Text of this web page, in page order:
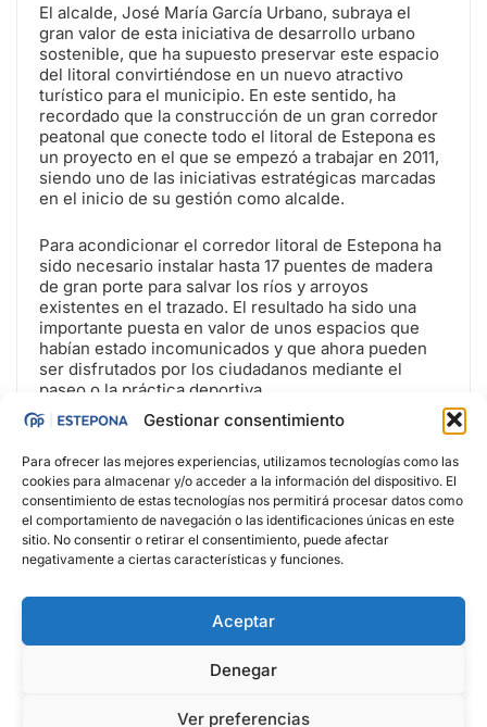
Gestionar consentimiento
Para ofrecer las mejores experiencias, utilizamos tecnologías como las
cookies para almacenar y/o acceder a la información del dispositivo. El
consentimiento de estas tecnologías nos permitirá procesar datos como
el comportamiento de navegación o las identificaciones únicas en este
sitio. No consentir o retirar el consentimiento, puede afectar
negativamente a ciertas características y funciones.
Aceptar
Denegar
Ver preferencias
El alcalde, José María García Urbano, subraya el
gran valor de esta iniciativa de desarrollo urbano
sostenible, que ha supuesto preservar este espacio
del litoral convirtiéndose en un nuevo atractivo
turístico para el municipio. En este sentido, ha
recordado que la construcción de un gran corredor
peatonal que conecte todo el litoral de Estepona es
un proyecto en el que se empezó a trabajar en 2011,
siendo uno de las iniciativas estratégicas marcadas
en el inicio de su gestión como alcalde.
Para acondicionar el corredor litoral de Estepona ha
sido necesario instalar hasta 17 puentes de madera
de gran porte para salvar los ríos y arroyos
existentes en el trazado. El resultado ha sido una
importante puesta en valor de unos espacios que
habían estado incomunicados y que ahora pueden
ser disfrutados por los ciudadanos mediante el
paseo o la práctica deportiva.